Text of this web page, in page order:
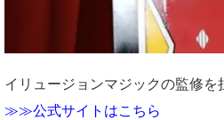
イリュージョンマジックの監修を
≫≫公式サイトはこちら